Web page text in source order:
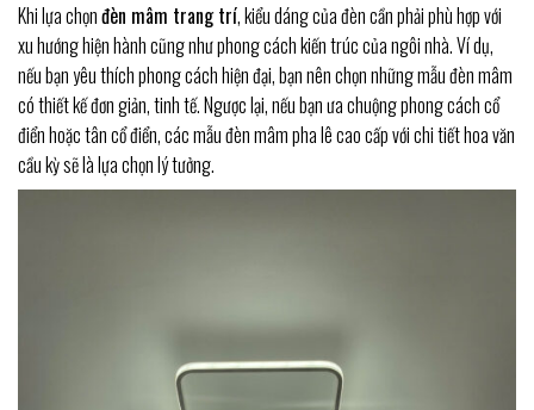
Khi lựa chọnđèn mâm trang trí, kiểu dáng của đèn cần phải phù hợp với
xu hướng hiện hành cũng như phong cách kiến trúc của ngôi nhà. Ví dụ,
nếu bạn yêu thích phong cách hiện đại, bạn nên chọn những mẫu đèn mâm
có thiết kế đơn giản, tinh tế. Ngược lại, nếu bạn ưa chuộng phong cách cổ
điển hoặc tân cổ điển, các mẫu đèn mâm pha lê cao cấp với chi tiết hoa văn
cầu kỳ sẽ là lựa chọn lý tưởng.